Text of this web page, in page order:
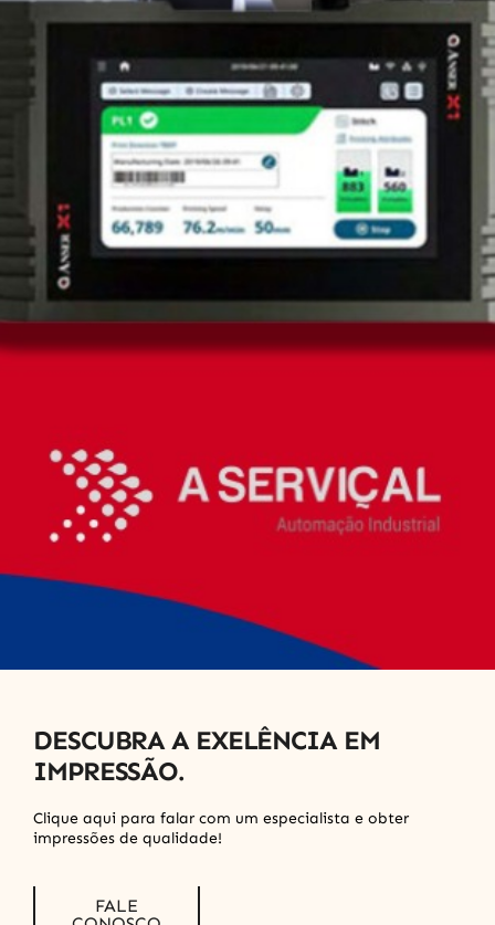
A primeira impressora com tecnologia TIJ com cartucho
compatível com o solvente para impressão em
embalagens primárias
Faça um orçamento!
A solução que seu negócio precisa para ir além!
Garantia de 12 meses
Entrega imediata
Condições de pagamento facilitadas
DESCUBRA A EXELÊNCIA EM
IMPRESSÃO.
Clique aqui para falar com um especialista e obter
impressões de qualidade!
FALE